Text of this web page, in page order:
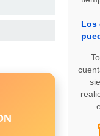
Los